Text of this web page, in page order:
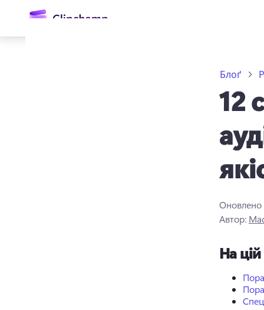
Спробувати безкоштовно
Блоґ
12
Оновлено
Автор:
На цій